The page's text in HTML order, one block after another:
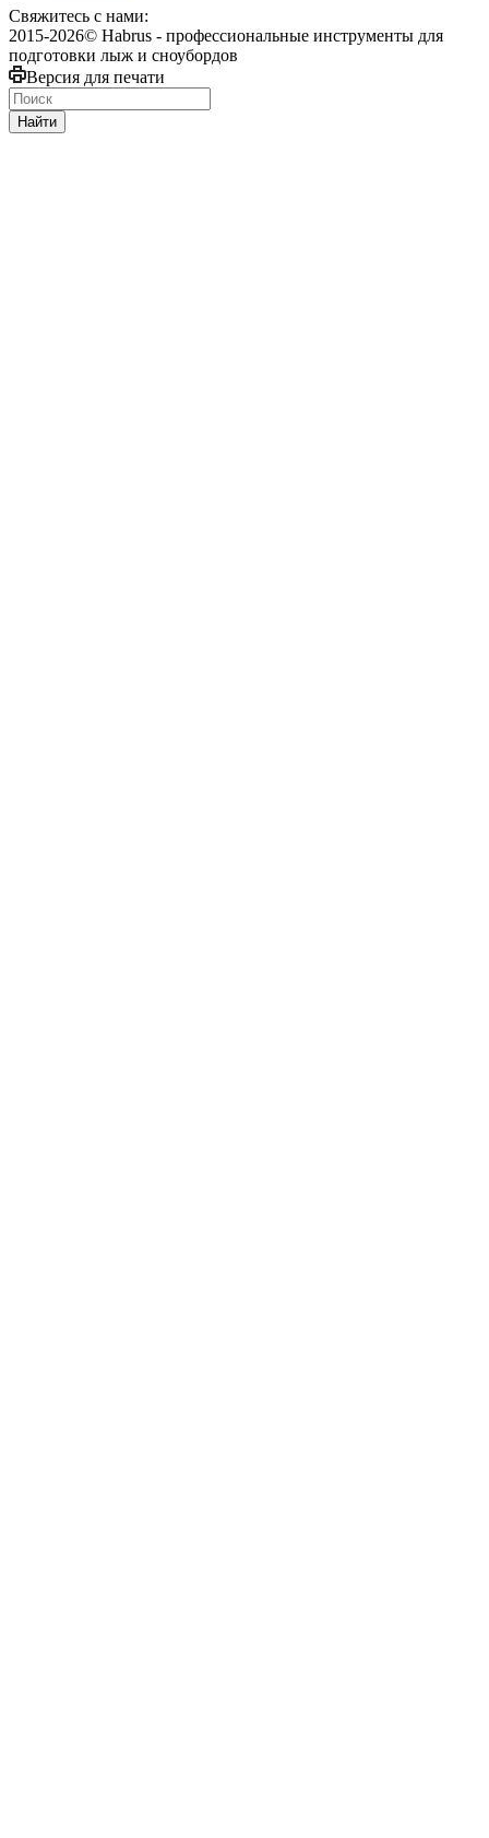
Свяжитесь с нами:
2015-2026© Habrus - профессиональные инструменты для
подготовки лыж и сноубордов
Версия для печати
Найти